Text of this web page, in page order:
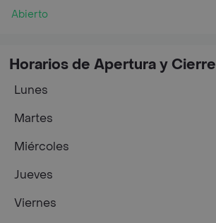
Abierto
Horarios de Apertura y Cierre
Lunes
Martes
Miércoles
Jueves
Viernes